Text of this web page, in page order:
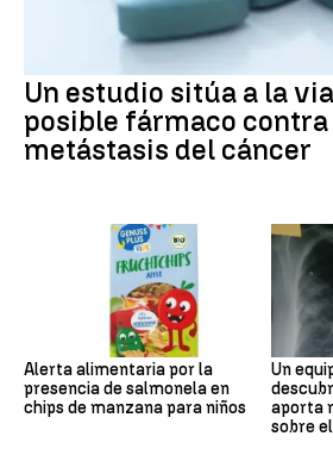
Un estudio sitúa a la
posible fármaco contra
metástasis del cáncer
Alerta alimentaria por la
presencia de salmonela en
chips de manzana para niños
Un
aporta
sobre